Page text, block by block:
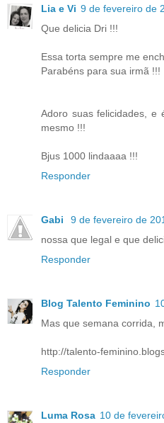
Lia e Vi 9 de fevereiro de
Que delicia Dri !!!
Essa torta sempre me
Parabéns para sua irmã !!!
Adoro suas felicidades, e
mesmo !!!
Bjus 1000 lindaaaa !!!
Responder
Gabi
9 de fevereiro de
nossa que legal e que
Responder
Blog Talento Feminino
Mas que semana corrida,
http://talento-
Responder
Luma Rosa 10 de